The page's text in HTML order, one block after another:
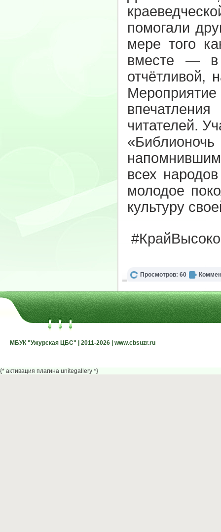
помогали
мере того
вместе — в
отчётливой,
читателей.
всех
молодое
культуру
Просмотров: 60
МБУК "Ужурская ЦБС" | 2011-2026 | www.cbsuzr.ru
МБУК "Ужурская ЦБС" | 2011-2026 | www.cbsuzr.ru
{* активация плагина unitegallery *}